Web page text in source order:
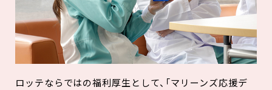
ロッテならではの福利厚生として、「マリーンズ応援デ